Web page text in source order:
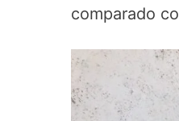
comparado